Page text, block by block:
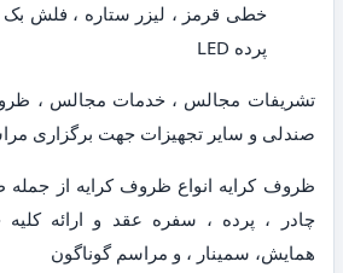
خطی قرمز ، لیزر ستاره ، فلش بک
پرده LED
تشریفات مجالس ، خدمات مجالس ،
صندلی و سایر تجهیزات جهت برگزاری
ظروف کرایه انواع ظروف کرایه از
چادر ، پرده ، سفره عقد و ارائه
همایش، سمینار ، و مراسم گوناگون